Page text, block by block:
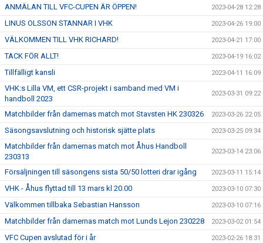
ANMÄLAN TILL VFC-CUPEN ÄR ÖPPEN! 2023-04-28 12:28
LINUS OLSSON STANNAR I VHK 2023-04-26 19:00
VÄLKOMMEN TILL VHK RICHARD! 2023-04-21 17:00
TACK FÖR ALLT! 2023-04-19 16:02
Tillfälligt kansli 2023-04-11 16:09
VHK:s Lilla VM, ett CSR-projekt i samband med VM i
handboll 2023
2023-03-31 09:22
Matchbilder från damernas match mot Stavsten HK 230326 2023-03-26 22:05
Säsongsavslutning och historisk sjätte plats 2023-03-25 09:34
Matchbilder från damernas match mot Åhus Handboll
230313
2023-03-14 23:06
Försäljningen till säsongens sista 50/50 lotteri drar igång 2023-03-11 15:14
VHK - Åhus flyttad till 13 mars kl 20.00 2023-03-10 07:30
Välkommen tillbaka Sebastian Hansson 2023-03-10 07:16
Matchbilder från damernas match mot Lunds Lejon 230228 2023-03-02 01:54
VFC Cupen avslutad för i år 2023-02-26 18:31